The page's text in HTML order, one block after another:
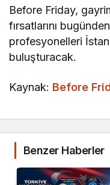
Before Friday,
fırsatlarını
profesyonelleri
buluşturacak.
Kaynak: Before
Benzer Haberler